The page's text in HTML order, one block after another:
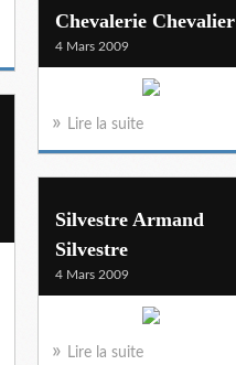
Chevalerie Chevalier
4 Mars 2009
Lire la suite
Silvestre Armand
Silvestre
4 Mars 2009
Lire la suite